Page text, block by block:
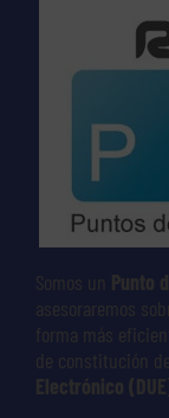
Somos un Punto
asesoraremos
forma más
de constitución
Electrónico